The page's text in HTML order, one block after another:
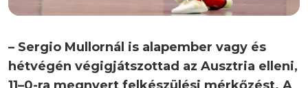
– Sergio Mullornál is alapember vagy és
hétvégén végigjátszottad az Ausztria elleni,
11–0-ra megnyert felkészülési mérkőzést. A